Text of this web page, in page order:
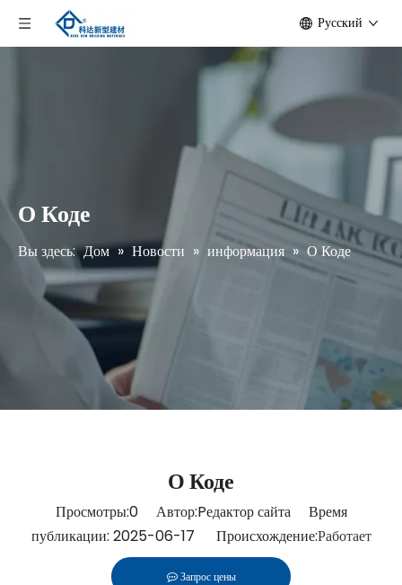
Pусский
О Коде
Вы здесь: Дом » Новости » информация » О Коде
О Коде
Просмотры:0Автор:Pедактор сайта Время
публикации: 2025-06-17 Происхождение:Работает
Запрос цены